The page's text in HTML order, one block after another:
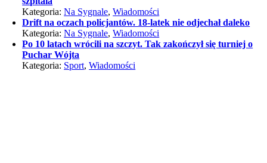
Kategoria:Na Sygnale,Wiadomości
Drift na oczach policjantów. 18-latek nie odjechał daleko
Kategoria:Na Sygnale,Wiadomości
Po 10 latach wrócili na szczyt. Tak zakończył się turniej o
Puchar Wójta
Kategoria: Sport,Wiadomości